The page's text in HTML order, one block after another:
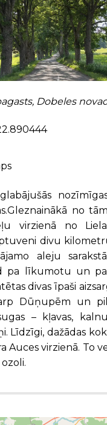
Dobeles
no
virzienā no
divu
aleju
pa līkumotu un
divas īpaši
Dūņupēm un
– kļavas,
Līdzīgi, dažādas
Auces virzienā. To